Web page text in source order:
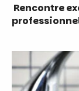
Rencontre